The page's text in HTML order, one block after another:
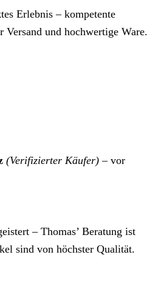
Erlebnis – kompetente
Versand und hochwertige Ware.
(Verifizierter Käufer) – vor
– Thomas’ Beratung ist
sind von höchster Qualität.